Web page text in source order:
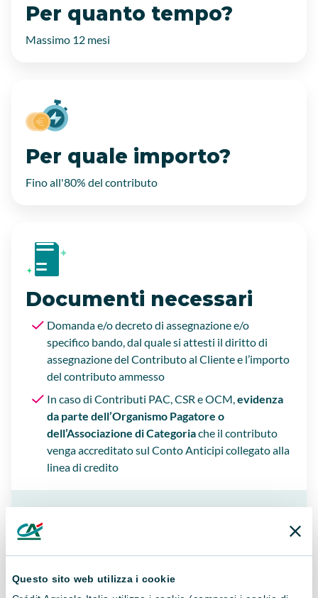
Questo sito web utilizza i cookie
Per quanto tempo?
Massimo 12 mesi
Per quale importo?
Fino all'80% del contributo
Documenti necessari
Domanda e/o decreto di assegnazione e/o
specifico bando, dal quale si attesti il diritto di
assegnazione del Contributo al Cliente e l’importo
del contributo ammesso
In caso di Contributi PAC, CSR e OCM,evidenza
da parte dell’Organismo Pagatore o
dell’Associazione di Categoriache il contributo
venga accreditato sul Conto Anticipi collegato alla
linea di credito